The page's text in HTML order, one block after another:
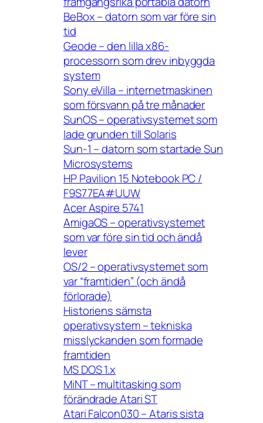
BeBox – datorn som var före sin
tid
Geode – den lilla x86-
processorn som drev inbyggda
system
Sony eVilla – internetmaskinen
som försvann på tre månader
SunOS – operativsystemet som
lade grunden till Solaris
Sun-1 – datorn som startade Sun
Microsystems
HP Pavilion 15 Notebook PC /
F9S77EA#UUW
Acer Aspire 5741
AmigaOS – operativsystemet
som var före sin tid och ändå
lever
OS/2 – operativsystemet som
var “framtiden” (och ändå
förlorade)
Historiens sämsta
operativsystem – tekniska
misslyckanden som formade
framtiden
MS DOS 1.x
MiNT – multitasking som
förändrade Atari ST
Atari Falcon030 – Ataris sista